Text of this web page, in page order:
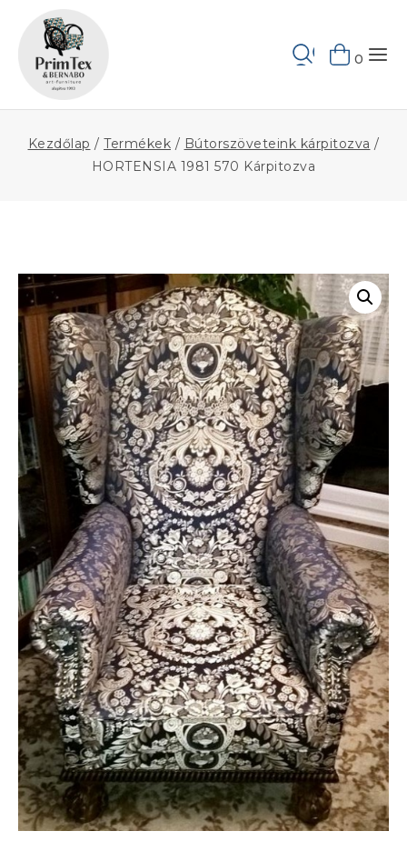
content
0
Kezdőlap / Termékek / Bútorszöveteink kárpitozva /
HORTENSIA 1981 570 Kárpitozva